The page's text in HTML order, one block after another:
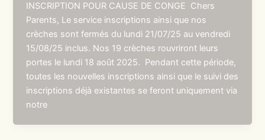
INSCRIPTION POUR CAUSE DE CONGE Chers
Parents, Le service inscriptions ainsi que nos
crèches sont fermés du lundi 21/07/25 au vendredi
15/08/25 inclus. Nos 19 crèches rouvriront leurs
portes le lundi 18 août 2025. Pendant cette période,
toutes les nouvelles inscriptions ainsi que le suivi des
inscriptions déjà existantes se feront uniquement via
notre